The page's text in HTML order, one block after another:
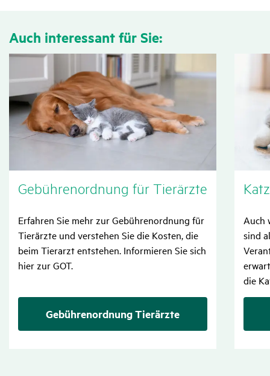
Auch inter­es­sant für Sie:
Gebüh­ren­ord­nung für Tier­ärzte
Erfahren Sie mehr zur Gebührenordnung für
Tierärzte und verstehen Sie die Kosten, die
beim Tierarzt entstehen. Informieren Sie sich
hier zur GOT.
Gebührenordnung Tierärzte
Auch
sind
die